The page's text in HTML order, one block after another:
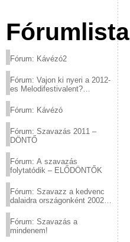
Fórumlista
Fórum: Kávézó2
Fórum: Vajon ki nyeri a 2012-
es Melodifestivalent?
Fórum: Kávézó
Fórum: Szavazás 2011 –
DÖNTŐ
Fórum: A szavazás
folytatódik – ELŐDÖNTŐK
Fórum: Szavazz a kedvenc
dalaidra országonként 2002
Fórum: Szavazás a
mindenem!